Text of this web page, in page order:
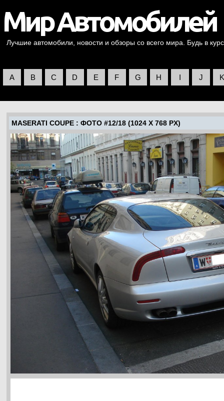
Лучшие автомобили, новости и обзоры со всего мира. Будь в
A B C D E F G H I J K
MASERATI COUPE : ФОТО #12/18 (1024 X 768 PX)